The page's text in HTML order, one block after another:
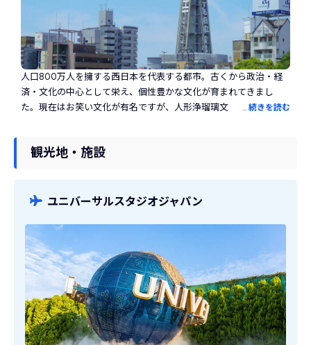
人口800万人を擁する西日本を代表する都市。古くから政治・経
済・文化の中心として栄え、個性豊かな文化が育まれてきまし
た。現在はお笑い文化が有名ですが、人形浄瑠璃文楽や能といっ
はじめとした食物の取引が盛んに行われる商人の街としての役割
が豊富。大阪城や大阪天満宮などの歴史的建造物からUSJやあべの
す。あらゆる文化が混在した魅力あふれる街です。
…続きを読む
観光地・施設
ユニバーサルスタジオジャパン